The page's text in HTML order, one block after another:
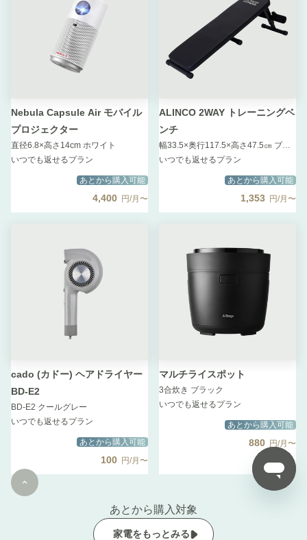
Nebula Capsule Air モバイル
プロジェクター
直径6.8×高さ14cm ホワイト
いつでも返せるプラン
あとから購入可能
4,400 円/月〜
ALINCO 2WAY トレーニングベ
ンチ
幅33.5×奥行117.5×高さ47.5㎝ ブラック
いつでも返せるプラン
あとから購入可能
1,353 円/月〜
cado (カドー) ヘアドライヤー
BD-E2
BD-E2 クールグレー
いつでも返せるプラン
あとから購入可能
100 円/月〜
マルチライスポット
3合炊き ブラック
いつでも返せるプラン
あとから購入可能
880 円/月〜
あとから購入対象
家電をもっとみる